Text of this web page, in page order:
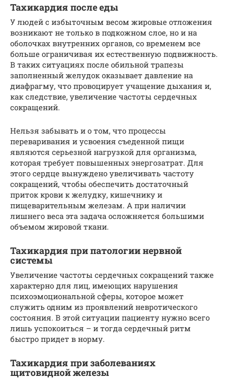
Тахикардия после еды
У людей с избыточным весом жировые отложения
возникают не только в подкожном слое, но и на
оболочках внутренних органов, со временем все
больше ограничивая их естественную подвижность.
В таких ситуациях после обильной трапезы
заполненный желудок оказывает давление на
диафрагму, что провоцирует учащение дыхания и,
как следствие, увеличение частоты сердечных
сокращений.
Нельзя забывать и о том, что процессы
переваривания и усвоения съеденной пищи
являются серьезной нагрузкой для организма,
которая требует повышенных энергозатрат. Для
этого сердце вынуждено увеличивать частоту
сокращений, чтобы обеспечить достаточный
приток крови к желудку, кишечнику и
пищеварительным железам. А при наличии
лишнего веса эта задача осложняется большими
объемом жировой ткани.
Тахикардия при патологии нервной
системы
Увеличение частоты сердечных сокращений также
характерно для лиц, имеющих нарушения
психоэмоциональной сферы, которое может
служить одним из проявлений невротического
состояния. В этой ситуации пациенту нужно всего
лишь успокоиться – и тогда сердечный ритм
быстро придет в норму.
Тахикардия при заболеваниях
щитовидной железы